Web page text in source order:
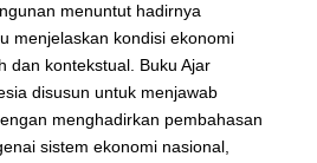
menuntut hadirnya
menjelaskan kondisi ekonomi
dan kontekstual. Buku Ajar
disusun untuk menjawab
menghadirkan pembahasan
sistem ekonomi nasional,